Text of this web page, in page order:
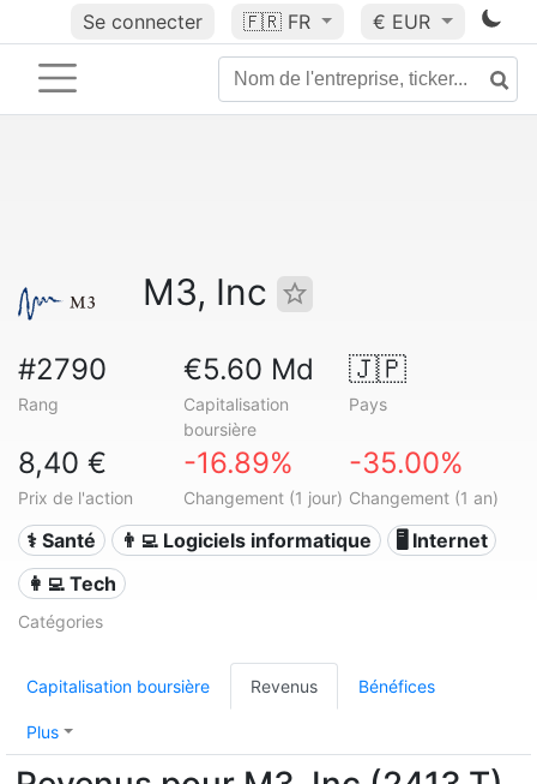
Se connecter 🇫🇷 FR € EUR
M3, Inc
#2790
Rang
€5.60 Md
Capitalisation
boursière
🇯🇵
Pays
8,40 €
Prix de l'action
-16.89%
Changement (1 jour)
-35.00%
Changement (1 an)
⚕️ Santé 👨‍💻 Logiciels informatique
🖥️ Internet
👩‍💻 Tech
Catégories
Capitalisation boursière Revenus Bénéfices
Plus